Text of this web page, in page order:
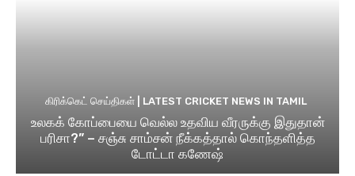
கிரிக்கெட் செய்திகள் | LATEST CRICKET NEWS IN TAMIL
உலகக் கோப்பையை வெல்ல உதவிய வீரருக்கு இதுதான்
பரிசா?” – சஞ்சு சாம்சன் நீக்கத்தால் கொந்தளித்த
டோட்டா கணேஷ்